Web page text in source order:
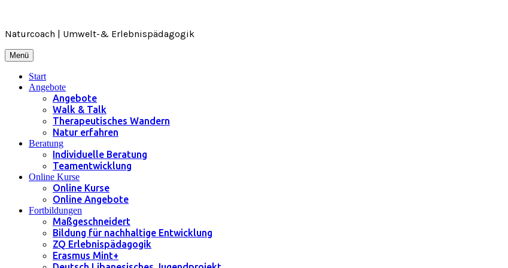
springen
Naturcoach | Umwelt-& Erlebnispädagogik
Menü
Start
Angebote
Angebote
Walk & Talk
Therapeutisches Wandern
Natur erfahren
Beratung
Individuelle Beratung
Teamentwicklung
Online Kurse
Online Kurse
Online Angebote
Fortbildungen
Maßgeschneidert
Bildung für nachhaltige Entwicklung
ZQ Erlebnispädagogik
Erasmus Mint+